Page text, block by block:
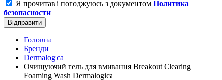
Я прочитав і погоджуюсь з документом Политика
безопасности
Відправити
Головна
Бренди
Dermalogica
Очищуючий гель для вмивання Breakout Clearing
Foaming Wash Dermalogica